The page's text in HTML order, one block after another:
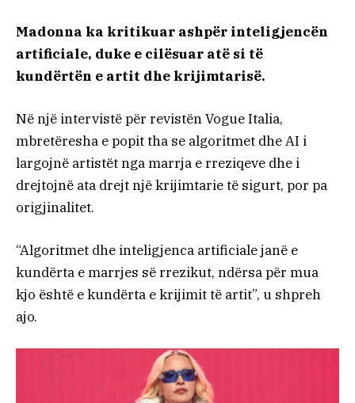
Madonna ka kritikuar ashpër inteligjencën
artificiale, duke e cilësuar atë si të
kundërtën e artit dhe krijimtarisë.
Në një intervistë për revistën Vogue Italia,
mbretëresha e popit tha se algoritmet dhe AI i
largojnë artistët nga marrja e rreziqeve dhe i
drejtojnë ata drejt një krijimtarie të sigurt, por pa
origjinalitet.
“Algoritmet dhe inteligjenca artificiale janë e
kundërta e marrjes së rrezikut, ndërsa për mua
kjo është e kundërta e krijimit të artit”, u shpreh
ajo.